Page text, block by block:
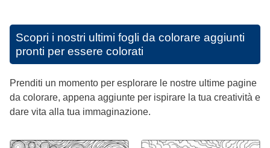
Scopri i nostri ultimi fogli da colorare aggiunti
pronti per essere colorati
Prenditi un momento per esplorare le nostre ultime pagine
da colorare, appena aggiunte per ispirare la tua creatività e
dare vita alla tua immaginazione.